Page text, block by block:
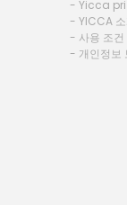
- Yicca
- YICCA 소
- 사용 조건
- 개인정보